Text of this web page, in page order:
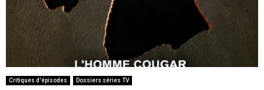
Critiques d'épisodes Dossiers séries TV